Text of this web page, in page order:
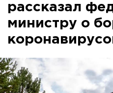
рассказал
министру о